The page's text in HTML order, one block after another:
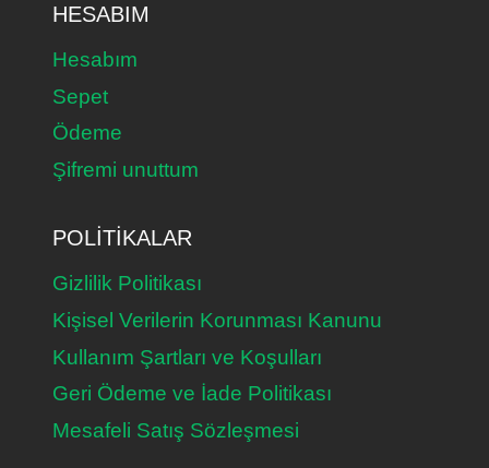
HESABIM
Hesabım
Sepet
Ödeme
Şifremi unuttum
POLITIKALAR
Gizlilik Politikası
Kişisel Verilerin Korunması Kanunu
Kullanım Şartları ve Koşulları
Geri Ödeme ve İade Politikası
Mesafeli Satış Sözleşmesi